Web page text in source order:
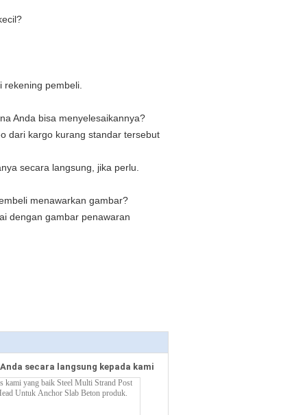
pembeli.
Anda bisa menyelesaikannya?
dari kargo kurang standar tersebut
secara langsung, jika perlu.
menawarkan gambar?
dengan gambar penawaran
secara langsung kepada kami